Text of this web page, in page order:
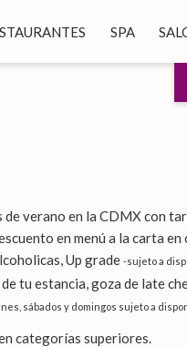
SPA
verano en la CDMX con
en menú a la carta en
Up grade -sujeto a
tu estancia, goza de late
sábados y domingos sujeto a
categorías superiores.